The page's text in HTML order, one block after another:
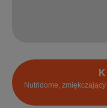
Nutridome,